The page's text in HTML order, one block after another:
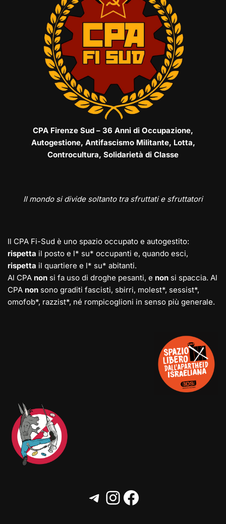
CPA Firenze Sud – 36 Anni di Occupazione,
Autogestione, Antifascismo Militante, Lotta,
Controcultura, Solidarietà di Classe
Il mondo si divide soltanto tra sfruttati e sfruttatori
Il CPA Fi-Sud è uno spazio occupato e autogestito:
rispetta il posto e l* su* occupanti e, quando esci,
rispetta il quartiere e l* su* abitanti.
Al CPA non si fa uso di droghe pesanti, e non si spaccia. Al
CPA non sono graditi fascisti, sbirri, molest*, sessist*,
omofob*, razzist*, né rompicoglioni in senso più generale.